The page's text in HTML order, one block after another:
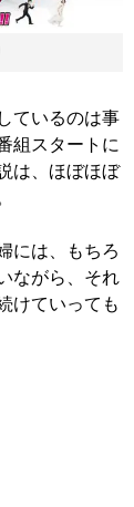
ているのは事
組スタートに
は、ほぼほぼ
には、もちろ
ながら、それ
けていっても